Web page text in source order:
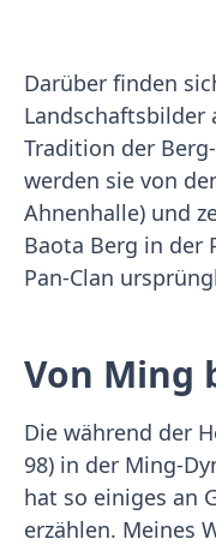
Darüber finden
Landschaftsbilder
Tradition der
werden sie von
Ahnenhalle) und
Baota Berg in der
Pan-Clan
Von Ming
Die während der
98) in der Ming-
hat so einiges an
erzählen. Meines